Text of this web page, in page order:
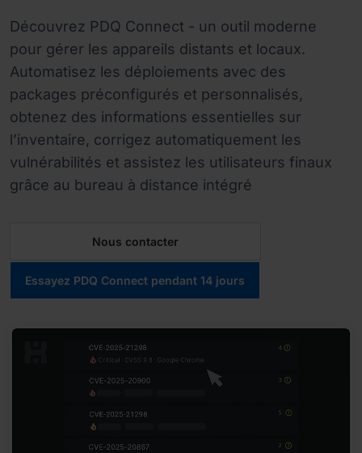
Découvrez PDQ Connect - un outil moderne
pour gérer les appareils distants et locaux.
Automatisez les déploiements avec des
packages préconfigurés et personnalisés,
obtenez des informations essentielles sur
l’inventaire, corrigez automatiquement les
vulnérabilités et assistez les utilisateurs finaux
grâce au bureau à distance intégré
Nous contacter
Essayez PDQ Connect pendant 14 jours